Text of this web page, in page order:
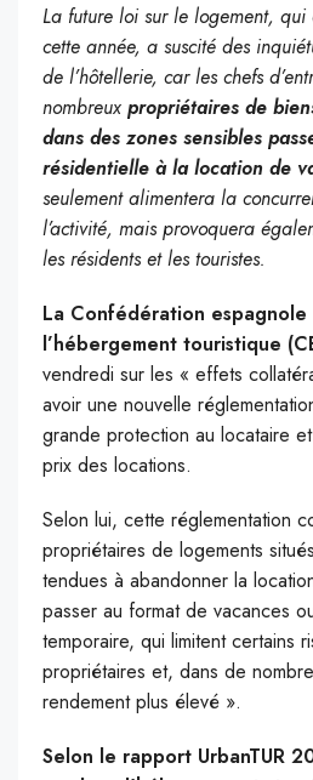
La future loi sur le logement,
cette année, a suscité des
de l’hôtellerie, car les chefs
nombreux propriétaires de
dans des zones sensibles
résidentielle à la location de
seulement alimentera la
l’activité, mais provoquera
les résidents et les touristes.
La Confédération
l’hébergement touristique
vendredi sur les « effets
avoir une nouvelle
grande protection au locataire
prix des locations.
Selon lui, cette réglementation
propriétaires de logements
tendues à abandonner la
passer au format de vacances
temporaire, qui limitent certains
propriétaires et, dans de
rendement plus élevé ».
Selon le rapport UrbanTUR